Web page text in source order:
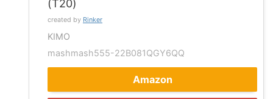
(T20)
created by Rinker
KIMO
mashmash555-22B081QGY6QQ
Amazon